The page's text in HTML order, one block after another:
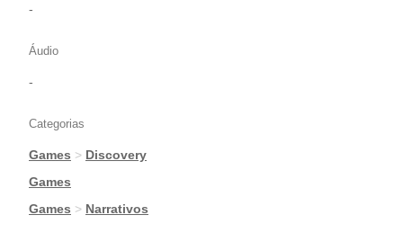
-
Áudio
-
Categorias
Games > Discovery
|Games
|Games > Narrativos